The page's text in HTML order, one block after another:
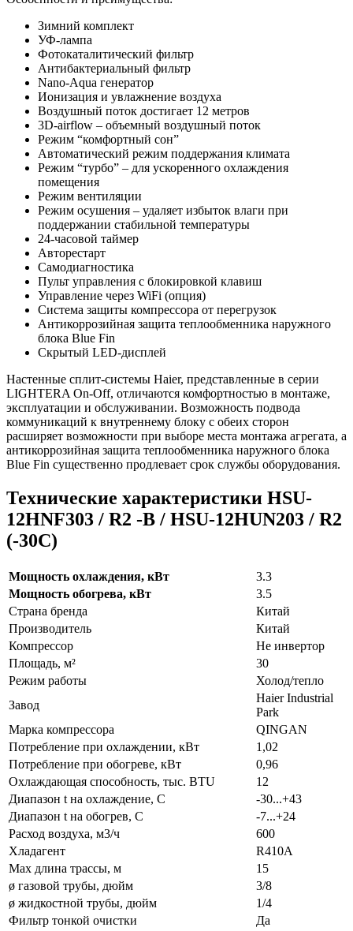
Зимний комплект
УФ-лампа
Фотокаталитический фильтр
Антибактериальный фильтр
Nano-Aqua генератор
Ионизация и увлажнение воздуха
Воздушный поток достигает 12 метров
3D-airflow – объемный воздушный поток
Режим “комфортный сон”
Автоматический режим поддержания климата
Режим “турбо” – для ускоренного охлаждения
помещения
Режим вентиляции
Режим осушения – удаляет избыток влаги при
поддержании стабильной температуры
24-часовой таймер
Авторестарт
Самодиагностика
Пульт управления с блокировкой клавиш
Управление через WiFi (опция)
Система защиты компрессора от перегрузок
Антикоррозийная защита теплообменника наружного
блока Blue Fin
Скрытый LED-дисплей
Настенные сплит-системы Haier, представленные в серии
LIGHTERA On-Off, отличаются комфортностью в монтаже,
эксплуатации и обслуживании. Возможность подвода
коммуникаций к внутреннему блоку с обеих сторон
расширяет возможности при выборе места монтажа агрегата, а
антикоррозийная защита теплообменника наружного блока
Blue Fin существенно продлевает срок службы оборудования.
Технические характеристики HSU-
12HNF303 / R2 -B / HSU-12HUN203 / R2
(-30С)
Мощность охлаждения, кВт
3.3
Мощность обогрева, кВт
3.5
Страна бренда
Китай
Производитель
Китай
Компрессор
Не инвертор
Площадь, м²
30
Режим работы
Холод/тепло
Завод
Haier Industrial
Park
Марка компрессора
QINGAN
Потребление при охлаждении, кВт
1,02
Потребление при обогреве, кВт
0,96
Охлаждающая способность, тыс. BTU
12
Диапазон t на охлаждение, С
-30...+43
Диапазон t на обогрев, С
-7...+24
Расход воздуха, м3/ч
600
Хладагент
R410A
Max длина трассы, м
15
ø газовой трубы, дюйм
3/8
ø жидкостной трубы, дюйм
1/4
Фильтр тонкой очистки
Да